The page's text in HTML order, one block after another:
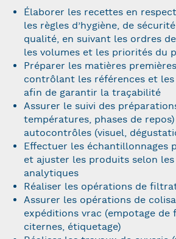
Élaborer les recettes en
les règles d’hygiène, de
qualité, en suivant les ordres
les volumes et les priorités du
Préparer les matières
contrôlant les références et
afin de garantir la traçabilité
Assurer le suivi des
températures, phases de
autocontrôles (visuel,
Effectuer les échantillonnages
et ajuster les produits selon
analytiques
Réaliser les opérations de
Assurer les opérations de
expéditions vrac (empotage de
citernes, étiquetage)